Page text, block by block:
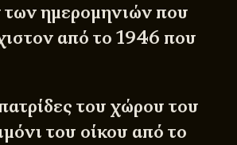
ημερομηνιών που
από το 1946 που
του χώρου του
του οίκου από το